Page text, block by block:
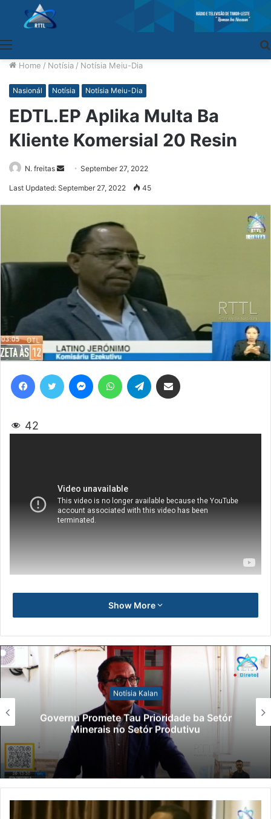
Home / Notísia / Notísia Meiu-Dia
Nasionál Notísia Notísia Meiu-Dia
EDTL.EP Aplika Multa Ba
Kliente Komersial 20 Resin
N. freitas
SendSeptember 27, 2022
Last Updated: September 27, 2022 45
42
Show More
Notísia Kalan
Governu Promete Tau Prioridade ba Setór
Minerais no Setór Produtivu